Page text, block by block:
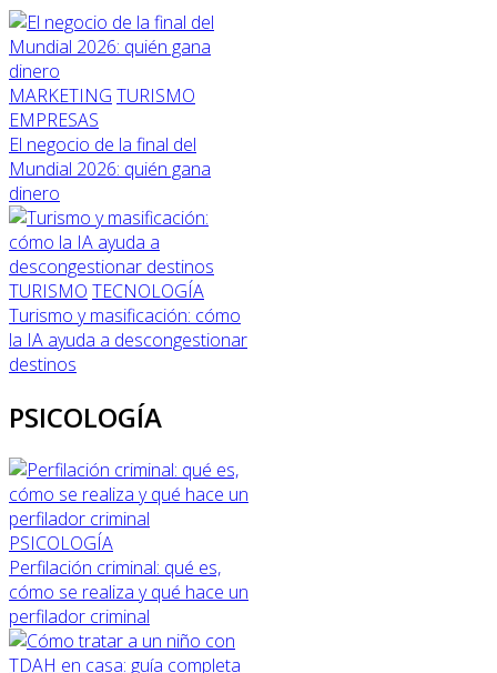
MARKETING TURISMO
EMPRESAS
El negocio de la final del
Mundial 2026: quién gana
dinero
TURISMO TECNOLOGÍA
Turismo y masificación: cómo
la IA ayuda a descongestionar
destinos
PSICOLOGÍA
PSICOLOGÍA
Perfilación criminal: qué es,
cómo se realiza y qué hace un
perfilador criminal